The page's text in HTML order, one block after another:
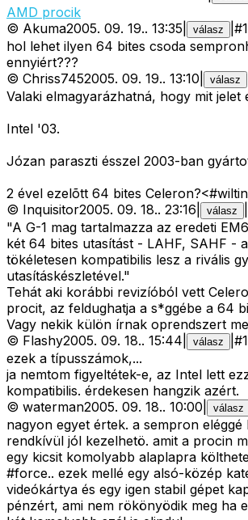
AMD procik
© Akuma2005. 09. 19.. 13:35 válasz #
hol lehet ilyen 64 bites csoda
ennyiért???
© Chriss7452005. 09. 19.. 13:10 válasz
Valaki elmagyarázhatná, hogy mit jelet
Intel '03.
Józan paraszti ésszel 2003-ban
2 ével ezelõtt 64 bites
© Inquisitor2005. 09. 18.. 23:16 válasz
"A G-1 mag tartalmazza az eredeti
két 64 bites utasítást - LAHF, SAHF -
tökéletesen kompatibilis lesz a rivális
utasításkészletével."
Tehát aki korábbi revizíóból vett
procit, az feldughatja a s*ggébe a 64
Vagy nekik külön írnak oprendszert
© Flashy2005. 09. 18.. 15:44 válasz #
ezek a típusszámok,...
ja nemtom figyeltétek-e, az Intel lett
kompatibilis. érdekesen hangzik azért.
© waterman2005. 09. 18.. 10:00 válasz
nagyon egyet értek. a sempron
rendkívül jól kezelhetö. amit a procin
egy kicsit komolyabb alaplapra
#force.. ezek mellé egy alsó-közép
videókártya és egy igen stabil gépet
pénzért, ami nem rökönyödik meg ha